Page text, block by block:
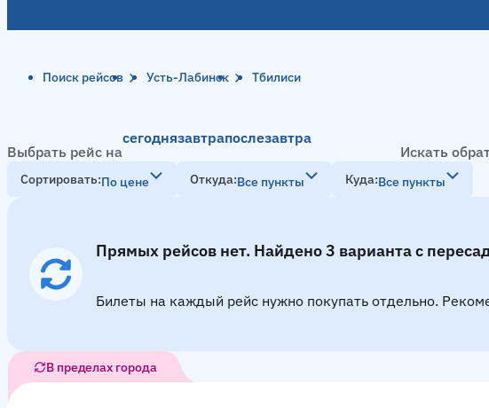
Поиск рейсов Усть-Лабинск Тбилиси
Выбрать рейс на
сегоднязавтрапослезавтра
Искать
Сортировать По цене Откуда Все пункты Куда Все пункты
Прямых рейсов нет. Найдено 3 варианта с
Билеты на каждый рейс нужно покупать отдельно.
В пределах города